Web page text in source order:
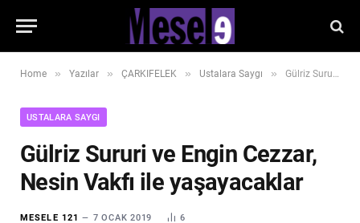
Home » Yazılar » ÇARKIFELEK » Ustalara Saygı » Gülriz Sururi ve Engin Cezzar, Nesin Vakfı ile yaşayacaklar
USTALARA SAYGI
Gülriz Sururi ve Engin Cezzar,
Nesin Vakfı ile yaşayacaklar
MESELE 121 7 OCAK 2019 6